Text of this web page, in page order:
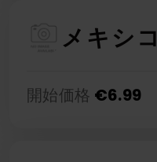
メキシコ
開始価格 €6.99